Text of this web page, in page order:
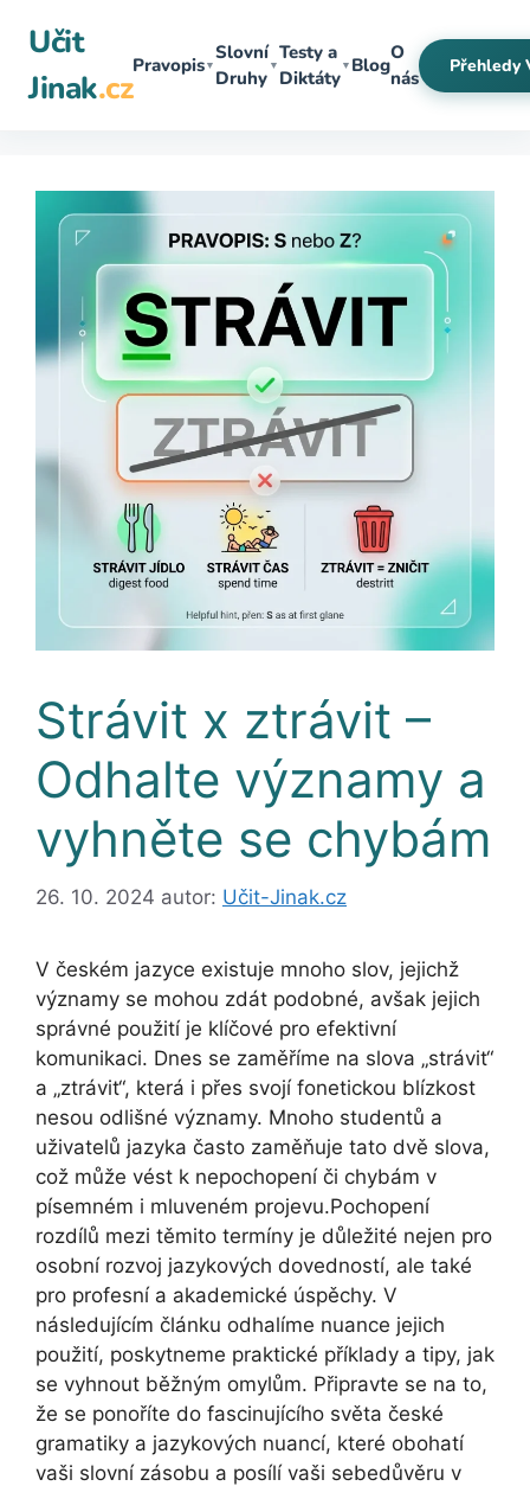
obsah
Učit
Jinak.cz
Pravopis▼
Slovní
Druhy
▼
Testy a
Diktáty
▼ Blog
O
nás
Přehledy
Strávit x ztrávit –
Odhalte významy a
vyhněte se chybám
26. 10. 2024 autor: Učit-Jinak.cz
V českém jazyce existuje mnoho slov, jejichž
významy se mohou zdát podobné, avšak jejich
správné použití je klíčové pro efektivní
komunikaci. Dnes se zaměříme na slova „strávit“
a „ztrávit“, která i přes svojí fonetickou blízkost
nesou odlišné významy. Mnoho studentů a
uživatelů jazyka často zaměňuje tato dvě slova,
což může vést k nepochopení či chybám v
písemném i mluveném projevu.Pochopení
rozdílů mezi těmito termíny je důležité nejen pro
osobní rozvoj jazykových dovedností, ale také
pro profesní a akademické úspěchy. V
následujícím článku odhalíme nuance jejich
použití, poskytneme praktické příklady a tipy, jak
se vyhnout běžným omylům. Připravte se na to,
že se ponoříte do fascinujícího světa české
gramatiky a jazykových nuancí, které obohatí
vaši slovní zásobu a posílí vaši sebedůvěru v